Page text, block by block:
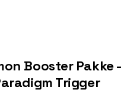
Booster Pakke -
Trigger